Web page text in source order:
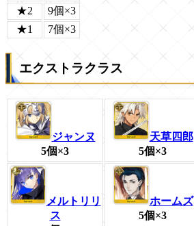
★2
9個×3
★1
7個×3
エクストラクラス
ジャンヌ
5個×3
天草四郎
5個×3
メルトリリ
ス
ホームズ
5個×3